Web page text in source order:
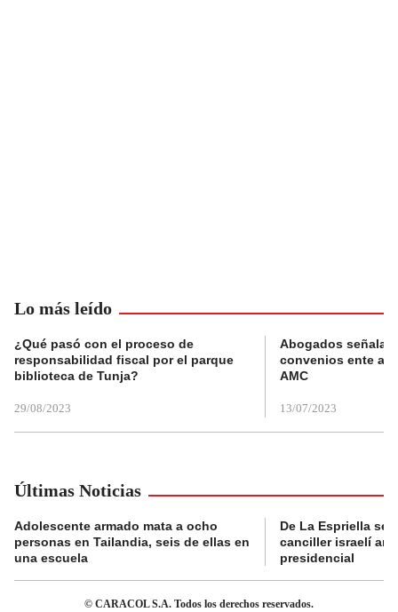
Lo más leído
¿Qué pasó con el proceso de
responsabilidad fiscal por el parque
biblioteca de Tunja?
29/08/2023
Abogados
convenios ente
AMC
13/07/2023
Últimas Noticias
Adolescente armado mata a ocho
personas en Tailandia, seis de ellas en
una escuela
De La Espriella se
canciller israelí
presidencial
© CARACOL S.A. Todos los derechos reservados.